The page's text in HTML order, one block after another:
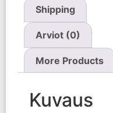
Shipping
Arviot (0)
More Products
Kuvaus